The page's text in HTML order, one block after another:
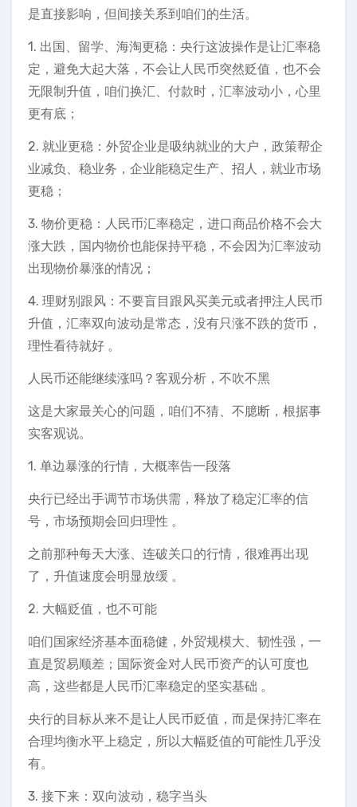
是直接影响，但间接关系到咱们的生活。
1. 出国、留学、海淘更稳：央行这波操作是让汇率稳
定，避免大起大落，不会让人民币突然贬值，也不会
无限制升值，咱们换汇、付款时，汇率波动小，心里
更有底；
2. 就业更稳：外贸企业是吸纳就业的大户，政策帮企
业减负、稳业务，企业能稳定生产、招人，就业市场
更稳；
3. 物价更稳：人民币汇率稳定，进口商品价格不会大
涨大跌，国内物价也能保持平稳，不会因为汇率波动
出现物价暴涨的情况；
4. 理财别跟风：不要盲目跟风买美元或者押注人民币
升值，汇率双向波动是常态，没有只涨不跌的货币，
理性看待就好 。
人民币还能继续涨吗？客观分析，不吹不黑
这是大家最关心的问题，咱们不猜、不臆断，根据事
实客观说。
1. 单边暴涨的行情，大概率告一段落
央行已经出手调节市场供需，释放了稳定汇率的信
号，市场预期会回归理性 。
之前那种每天大涨、连破关口的行情，很难再出现
了，升值速度会明显放缓 。
2. 大幅贬值，也不可能
咱们国家经济基本面稳健，外贸规模大、韧性强，一
直是贸易顺差；国际资金对人民币资产的认可度也
高，这些都是人民币汇率稳定的坚实基础 。
央行的目标从来不是让人民币贬值，而是保持汇率在
合理均衡水平上稳定，所以大幅贬值的可能性几乎没
有。
3. 接下来：双向波动，稳字当头